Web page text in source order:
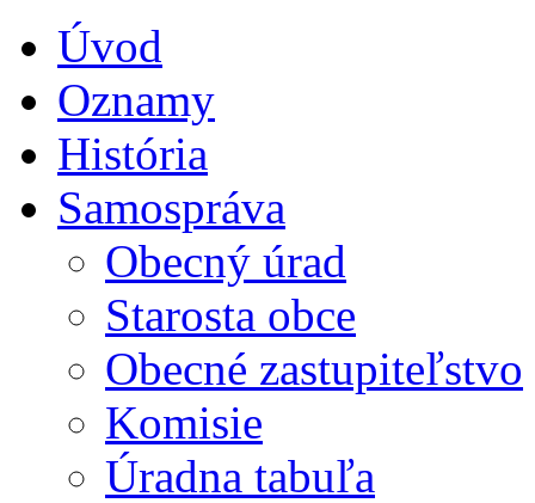
Úvod
Oznamy
História
Samospráva
Obecný úrad
Starosta obce
Obecné zastupiteľstvo
Komisie
Úradna tabuľa